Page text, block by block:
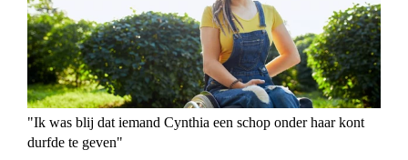
"Ik was blij dat iemand Cynthia een schop onder haar kont
durfde te geven"